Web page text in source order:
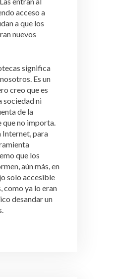
acceso a
a que los
nuevos
significa
Es un
creo que es
sociedad ni
de la
que no importa.
para
que los
aún más, en
solo accesible
como ya lo eran
desandar un